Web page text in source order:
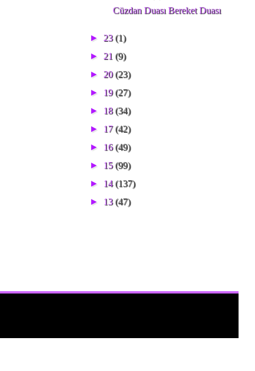
Cüzdan Duası Bereket Duası
► 23(1)
► 21 (9)
► 20(23)
► 19(27)
► 18(34)
► 17(42)
► 16(49)
► 15(99)
► 14(137)
► 13(47)